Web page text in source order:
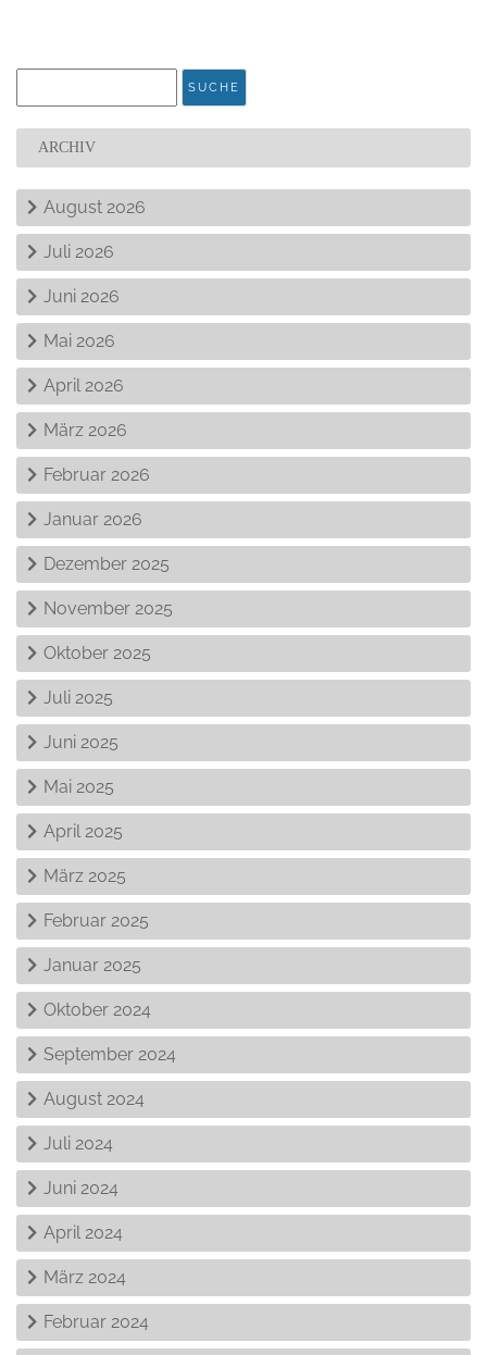
ARCHIV
August 2026
Juli 2026
Juni 2026
Mai 2026
April 2026
März 2026
Februar 2026
Januar 2026
Dezember 2025
November 2025
Oktober 2025
Juli 2025
Juni 2025
Mai 2025
April 2025
März 2025
Februar 2025
Januar 2025
Oktober 2024
September 2024
August 2024
Juli 2024
Juni 2024
April 2024
März 2024
Februar 2024